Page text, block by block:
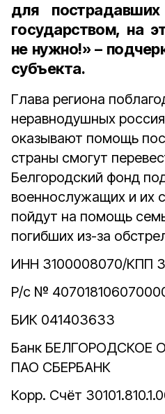
для
государством, на
не нужно!» –
субъекта.
Глава региона
неравнодушных
оказывают помощь
страны смогут
Белгородский фонд
военнослужащих и их
пойдут на помощь
погибших из-за
ИНН 3100008070/КПП
Р/с №
БИК 041403633
Банк БЕЛГОРОДСКОЕ
ПАО СБЕРБАНК
Корр. Счёт